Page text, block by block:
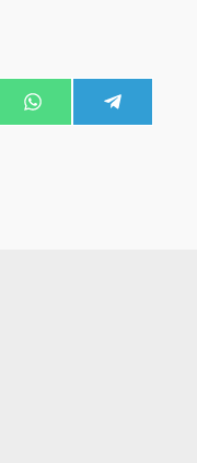
Share
on
WhatsApp
on